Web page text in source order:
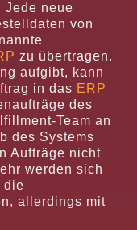
Jede neue
von
zu übertragen.
aufgibt, kann
in das ERP
des
Team an
des Systems
Aufträge nicht
werden sich
die
allerdings mit